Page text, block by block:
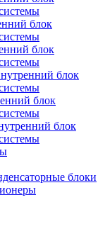
блок
блок
блок
блок
блок
блоки